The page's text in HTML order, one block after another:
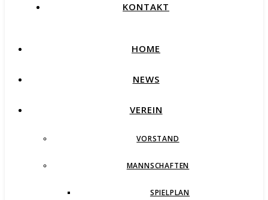
KONTAKT
HOME
NEWS
VEREIN
VORSTAND
MANNSCHAFTEN
SPIELPLAN